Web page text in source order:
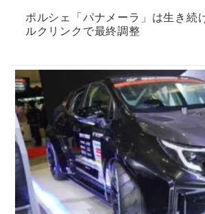
ポルシェ「パナメーラ」は生き続
ルクリンクで最終調整